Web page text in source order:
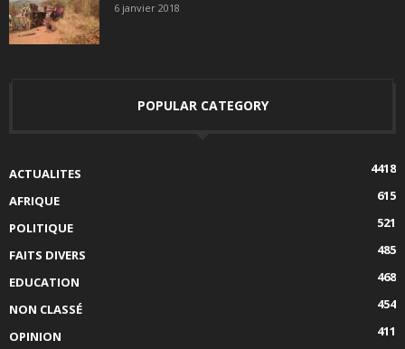
6 janvier 2018
POPULAR CATEGORY
ACTUALITES
4418
AFRIQUE
615
POLITIQUE
521
FAITS DIVERS
485
EDUCATION
468
NON CLASSÉ
454
OPINION
411